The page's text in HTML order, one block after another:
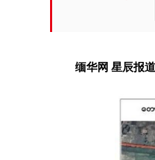
缅华网 星辰报道